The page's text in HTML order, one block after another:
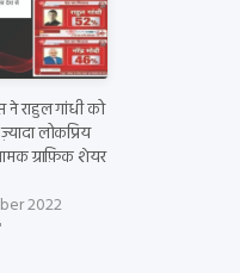
ने राहुल गांधी को
लोकप्रिय
ग्राफ़िक शेयर
2022